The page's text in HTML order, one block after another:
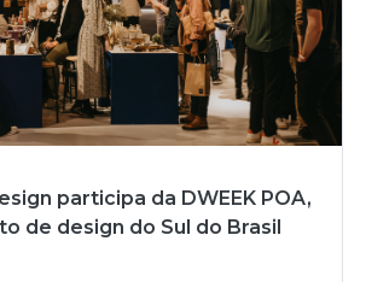
participa da DWEEK POA,
de design do Sul do Brasil